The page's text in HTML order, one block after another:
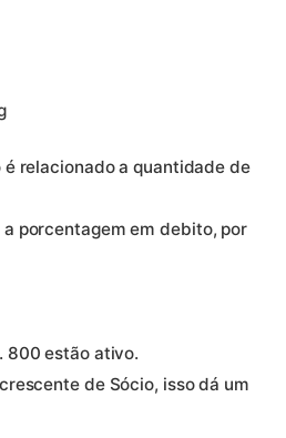
é relacionado a quantidade de
porcentagem em debito, por
800 estão ativo.
de Sócio, isso dá um